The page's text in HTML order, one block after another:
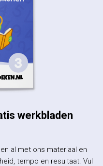
werkbladen
al met ons materiaal en
tempo en resultaat. Vul